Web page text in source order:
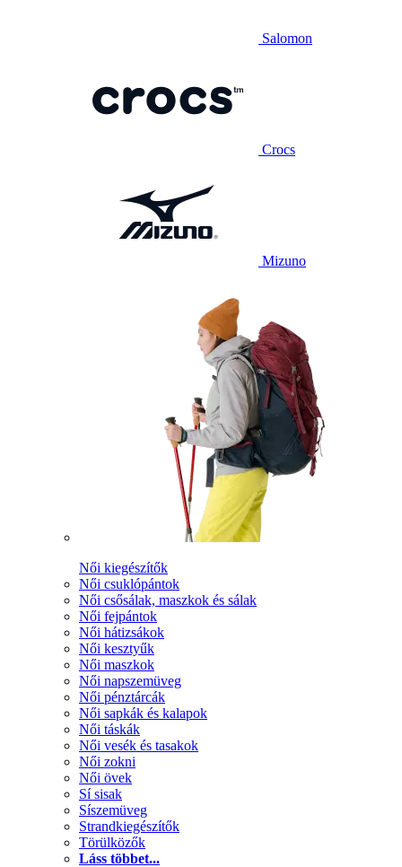
Salomon
Crocs
Mizuno
Női kiegészítők
Női csuklópántok
Női csősálak, maszkok és sálak
Női fejpántok
Női hátizsákok
Női kesztyűk
Női maszkok
Női napszemüveg
Női pénztárcák
Női sapkák és kalapok
Női táskák
Női vesék és tasakok
Női zokni
Női övek
Sí sisak
Síszemüveg
Strandkiegészítők
Törülközők
Láss többet...